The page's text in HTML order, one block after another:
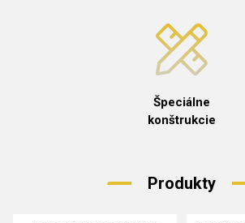
Špeciálne
konštrukcie
Produkty